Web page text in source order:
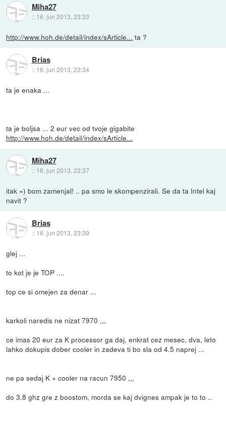
Miha27
:: 16. jun 2013, 23:33
http://www.hoh.de/detail/index/sArticle... ta ?
Brias
:: 16. jun 2013, 23:34
ta je enaka ...
ta je boljsa ... 2 eur vec od tvoje gigabite
http://www.hoh.de/detail/index/sArticle...
Miha27
:: 16. jun 2013, 23:37
itak =) bom zamenjal! .. pa smo le skompenzirali. Se da ta Intel kaj
navit ?
Brias
:: 16. jun 2013, 23:39
glej ...
to kot je je TOP ....
top ce si omejen za denar ...
karkoli naredis ne nizat 7970 ,,,
ce imas 20 eur za K processor ga daj, enkrat cez mesec, dva, leto
lahko dokupis dober cooler in zadeva ti bo sla od 4.5 naprej ...
ne pa sedaj K + cooler na racun 7950 ,,,
do 3.8 ghz gre z boostom, morda se kaj dvignes ampak je to to ..